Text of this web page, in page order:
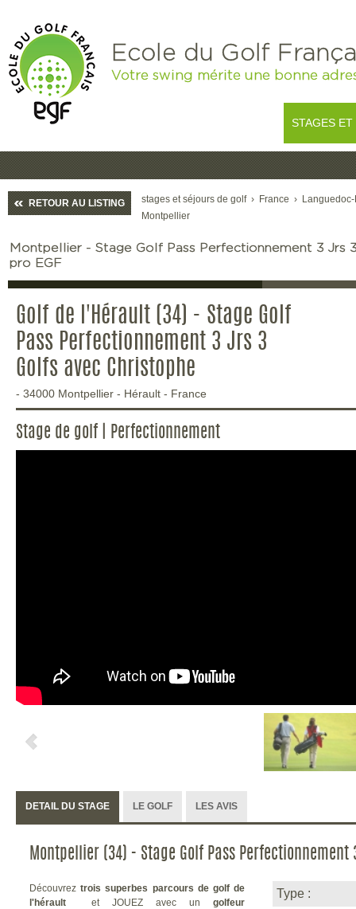
Ecole du Golf
Votre swing mérite une bonne
STAGES
RETOUR AU LISTING stages et séjours de golf › France ›
Montpellier
Montpellier - Stage Golf Pass Perfectionnement 3 Jrs
pro EGF
Golf de l'Hérault (34) - Stage Golf
Pass Perfectionnement 3 Jrs 3
Golfs avec Christophe
- 34000 Montpellier - Hérault - France
Stage de golf | Perfectionnement
DETAIL DU STAGE LE GOLF LES AVIS
Montpellier (34) - Stage Golf Pass Perfectionnement
Type :
Découvreztrois superbes parcours de golf de
l'hérault
et JOUEZ avec ungolfeur